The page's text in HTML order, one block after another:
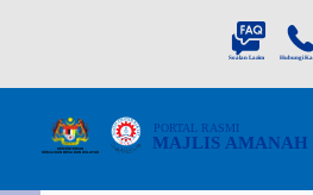
MAJLIS AMANAH
PORTAL RASMI
KEMENTERIAN
KEMAJUAN DESA DAN WILA YAH